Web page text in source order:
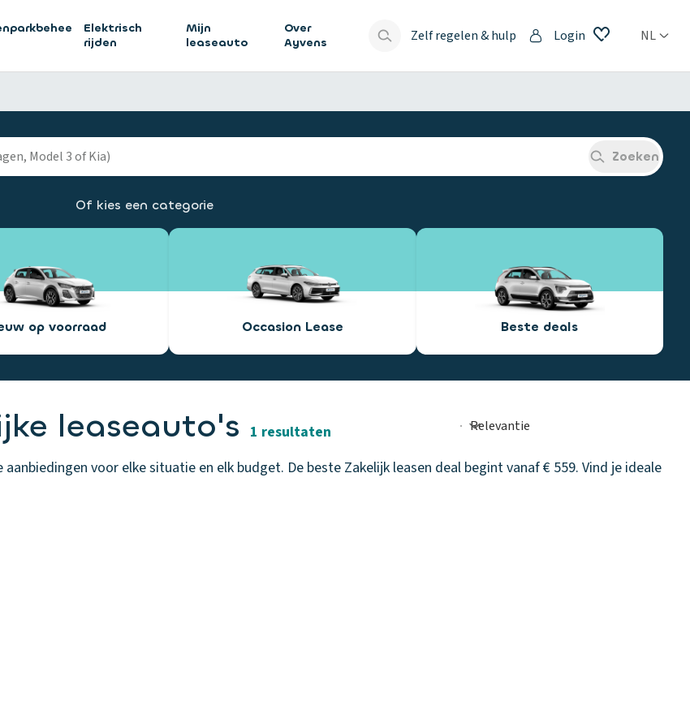
Elektrisch
rijden
Mijn
leaseauto
Over
Ayvens
Zelf regelen & hulp Login NL
Zoeken
Of kies een categorie
op voorraad Occasion Lease Beste deals
leaseauto's 1 resultaten
aanbiedingen voor elke situatie en elk budget. De beste Zakelijk leasen deal begint vanaf € 559. Vind je ideale